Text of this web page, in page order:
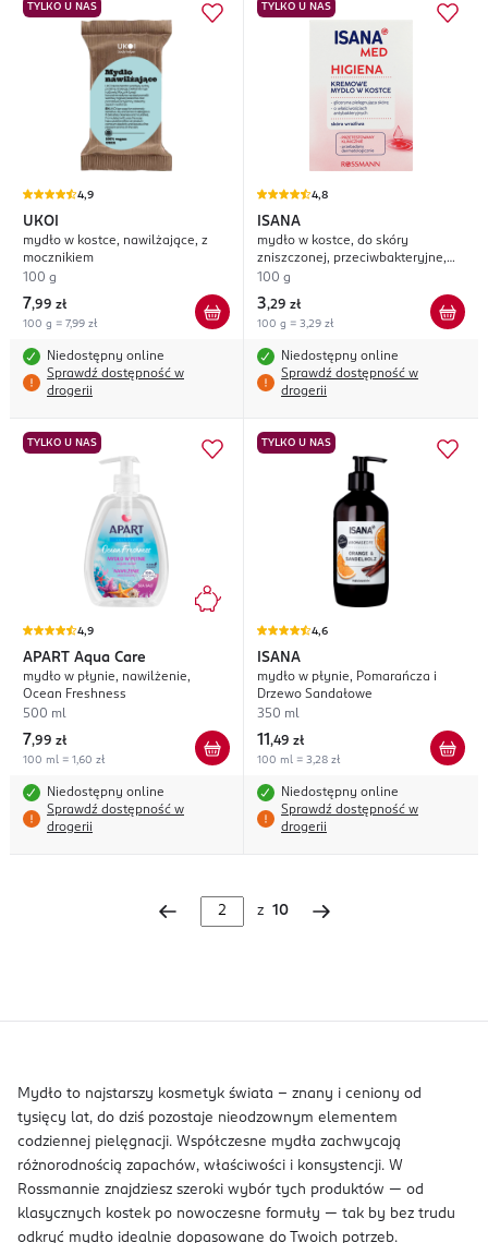
TYLKO U NAS
4,9
UKOI
mydło w kostce, nawilżające, z
mocznikiem
100 g
7,99 zł
100 g = 7,99 zł
Niedostępny online
Sprawdź dostępność w
drogerii
TYLKO U NAS
4,8
ISANA
mydło w kostce, do skóry
zniszczonej, przeciwbakteryjne,
Special
100 g
3,29 zł
100 g = 3,29 zł
Niedostępny online
Sprawdź dostępność w
drogerii
TYLKO U NAS
4,9
APART Aqua Care
mydło w płynie, nawilżenie,
Ocean Freshness
500 ml
7,99 zł
100 ml = 1,60 zł
Niedostępny online
Sprawdź dostępność w
drogerii
TYLKO U NAS
4,6
ISANA
mydło w płynie, Pomarańcza i
Drzewo Sandałowe
350 ml
11 ,49 zł
100 ml = 3,28 zł
Niedostępny online
Sprawdź dostępność w
drogerii
z 10
Mydło to najstarszy kosmetyk świata - znany i ceniony od
tysięcy lat, do dziś pozostaje nieodzownym elementem
codziennej pielęgnacji. Współczesne mydła zachwycają
różnorodnością zapachów, właściwości i konsystencji. W
Rossmannie znajdziesz szeroki wybór tych produktów — od
klasycznych kostek po nowoczesne formuły — tak by bez trudu
odkryć mydło idealnie dopasowane do Twoich potrzeb.